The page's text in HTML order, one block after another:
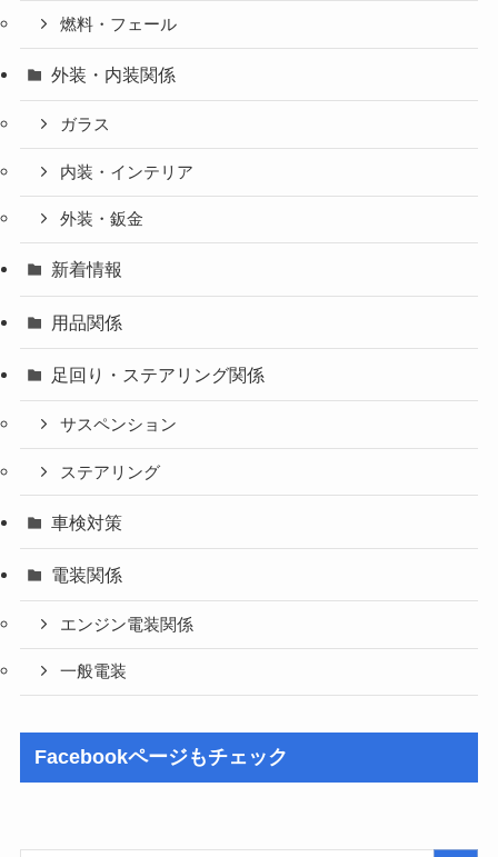
燃料・フェール
外装・内装関係
ガラス
内装・インテリア
外装・鈑金
新着情報
用品関係
足回り・ステアリング関係
サスペンション
ステアリング
車検対策
電装関係
エンジン電装関係
一般電装
Facebookページもチェック